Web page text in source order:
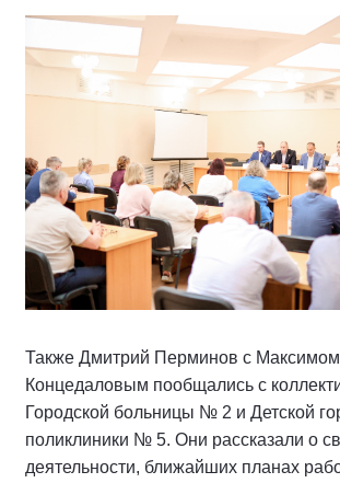
Также Дмитрий Перминов с Максимом
Концедаловым пообщались с
Городской больницы № 2 и Детской
поликлиники № 5. Они рассказали о
деятельности, ближайших планах